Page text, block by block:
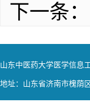
下一条：
山东中医药大学医学信息
地址：山东省济南市槐荫